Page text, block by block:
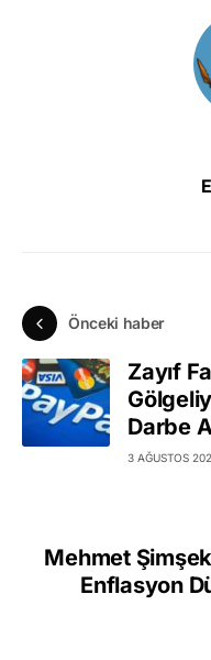
Önceki haber
Zayıf
Darbe
3 AĞUSTOS
Mehmet
Enflasyon